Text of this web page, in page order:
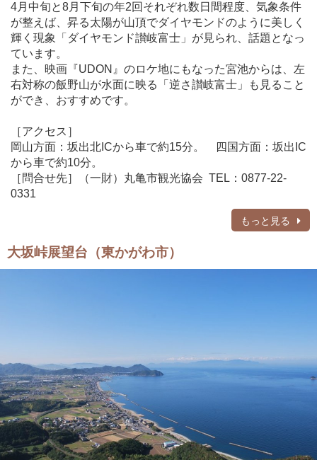
4月中旬と8月下旬の年2回それぞれ数日間程度、気象条件
が整えば、昇る太陽が山頂でダイヤモンドのように美しく
輝く現象「ダイヤモンド讃岐富士」が見られ、話題となっ
ています。
また、映画『UDON』のロケ地にもなった宮池からは、左
右対称の飯野山が水面に映る「逆さ讃岐富士」も見ること
ができ、おすすめです。
［アクセス］
岡山方面：坂出北ICから車で約15分。 四国方面：坂出IC
から車で約10分。
［問合せ先］（一財）丸亀市観光協会 TEL：0877-22-
0331
もっと見る
大坂峠展望台（東かがわ市）